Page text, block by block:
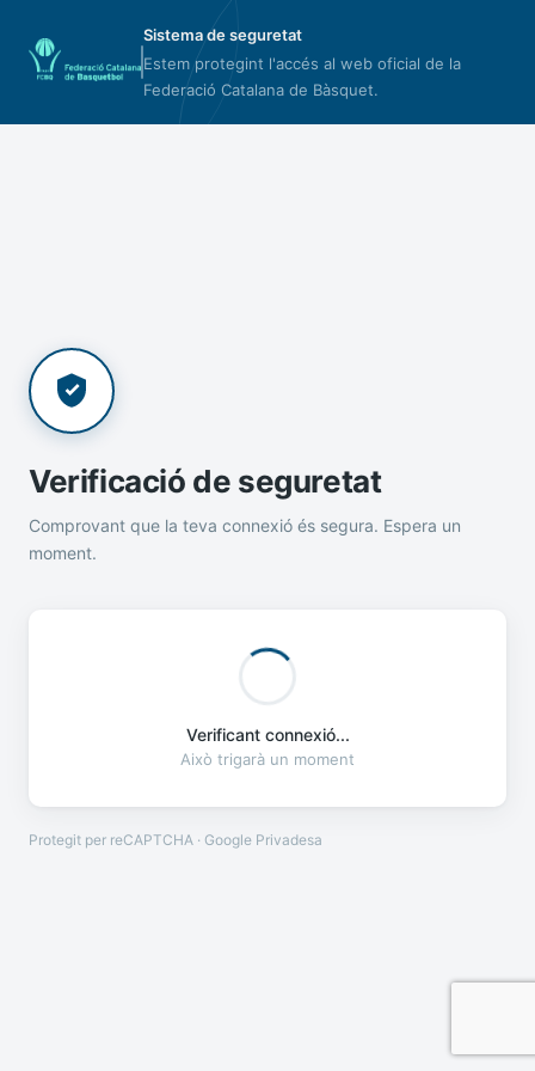
Sistema de seguretat
Estem protegint l'accés al web oficial de la
Federació Catalana de Bàsquet.
Verificació de seguretat
Comprovant que la teva connexió és segura. Espera un
moment.
Verificant connexió...
Això trigarà un moment
Protegit per reCAPTCHA · Google Privadesa